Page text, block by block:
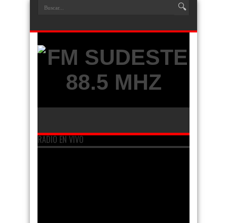
RADIO EN VIVO